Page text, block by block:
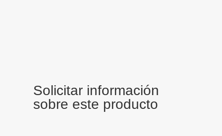
Solicitar información
sobre este producto